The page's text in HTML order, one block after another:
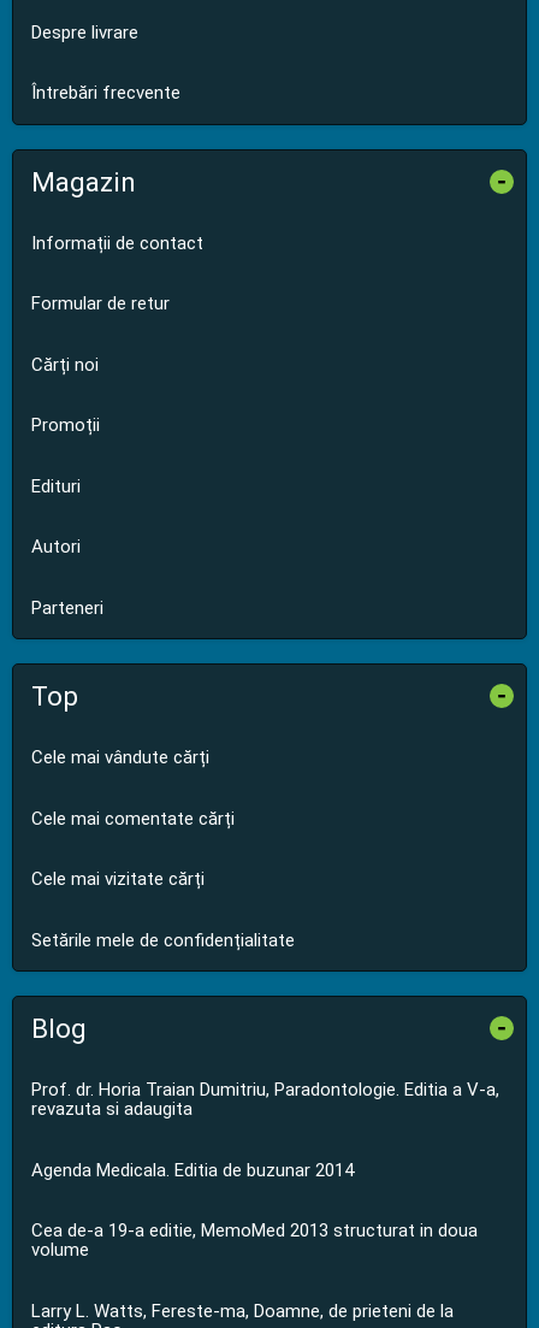
Despre livrare
Întrebări frecvente
Magazin -
Informații de contact
Formular de retur
Cărți noi
Promoții
Edituri
Autori
Parteneri
Top -
Cele mai vândute cărți
Cele mai comentate cărți
Cele mai vizitate cărți
Setările mele de confidențialitate
Blog -
Prof. dr. Horia Traian Dumitriu, Paradontologie. Editia a V-a,
revazuta si adaugita
Agenda Medicala. Editia de buzunar 2014
Cea de-a 19-a editie, MemoMed 2013 structurat in doua
volume
Larry L. Watts, Fereste-ma, Doamne, de prieteni de la